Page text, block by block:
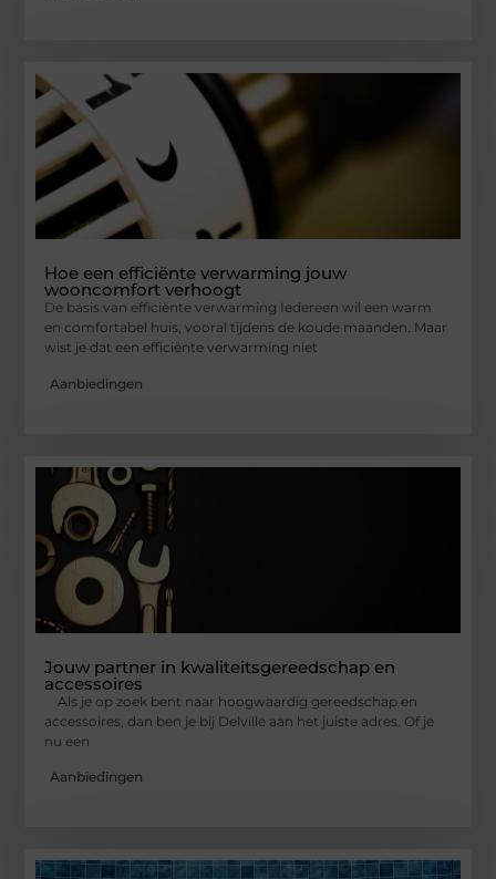
Hoe een efficiënte verwarming jouw
wooncomfort verhoogt
De basis van efficiënte verwarming Iedereen wil een warm
en comfortabel huis, vooral tijdens de koude maanden. Maar
wist je dat een efficiënte verwarming niet
Aanbiedingen
Jouw partner in kwaliteitsgereedschap en
accessoires
Als je op zoek bent naar hoogwaardig gereedschap en
accessoires, dan ben je bij Delville aan het juiste adres. Of je
nu een
Aanbiedingen